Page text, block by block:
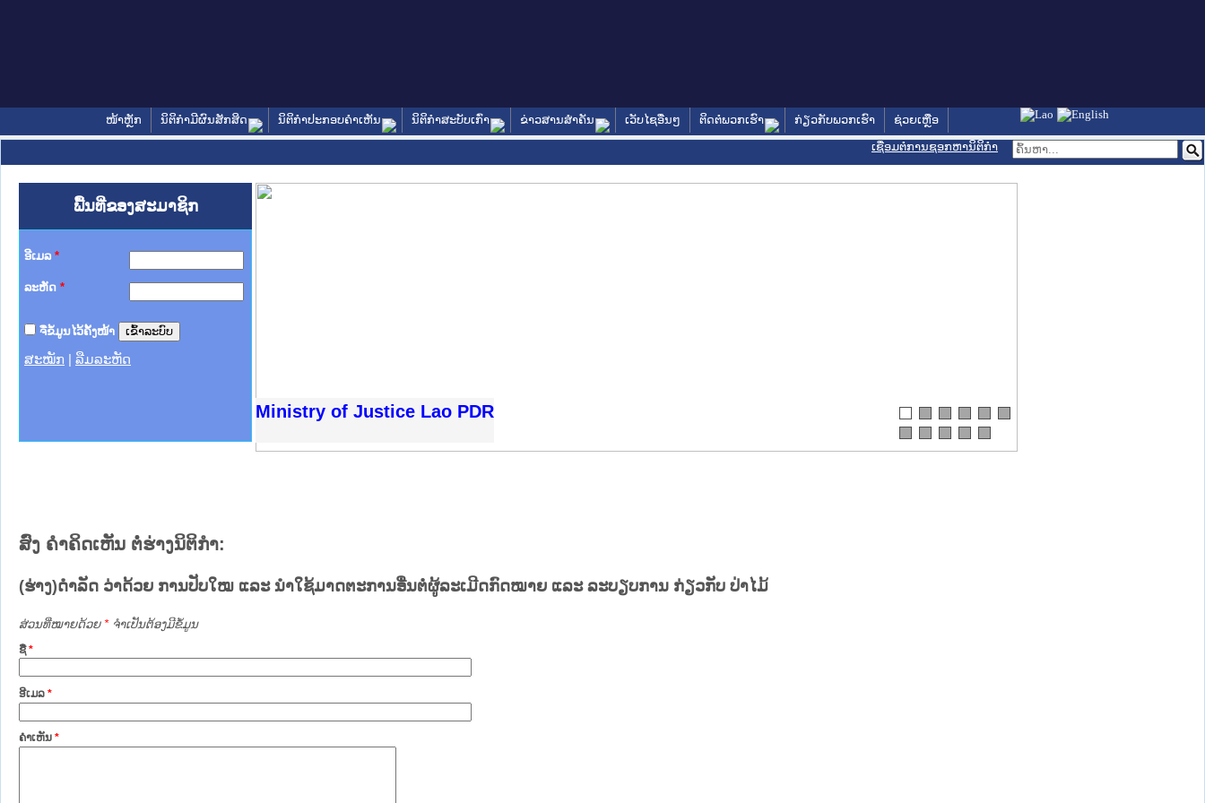
ໜ້າຫຼັກ ນິຕິກໍາມີຜົນສັກສິດ ນິຕິກໍາປະກອບຄໍາເຫັນ ນິຕິກໍາສະບັບເກົ່າ ຂ່າວສານສໍາຄັນ ເວັບໄຊອື່ນໆ ຕິດຕໍ່ພວກເຮົາ ກ່ຽວກັບພວກເຮົາ
ຊ່ວຍເຫຼືອ
ເຊື່ອມຕໍ່ການຊອກຫານິຕິກຳ
ພື້ນທີ່ຂອງສະມາຊິກ
ອີເມລ *
ລະຫັດ *
ຈື່ຂໍ້ມູນໄວ້ຄັ້ງໜ້າ
ສະໝັກ ລືມລະຫັດ
Ministry of Justice Lao PDR
າປະຊາຊົນ ພາກເໜືອ
ດຖະການ
ພາກກາງ
ພາກໃຕ້
າຄານຕຳຫຼວດປະຊາຊົນ
ຄານສັນຕິບານປະຊາຊົນ
ງພາກເໜືອ
າປະຊາຊົນ ພາກກາງ
ສົ່ງ ຄໍາຄິດເຫັນ ຕໍ່ຮ່າງນິຕິກໍາ:
(ຮ່າງ)ດຳລັດ ວ່າດ້ວຍ ການປັບໃໝ ແລະ ນຳໃຊ້ມາດຕະການອື່ນຕໍ່ຜູ້ລະເມີດກົດໝາຍ ແລະ ລະບຽບການ ກ່ຽວກັບ ປ່າໄມ້
ສ່ວນທີ່ໝາຍດ້ວຍ *ຈໍາເປັນຕ້ອງມີຂໍ້ມູນ
ຊື່*
ອີເມລ *
ຄໍາເຫັນ *